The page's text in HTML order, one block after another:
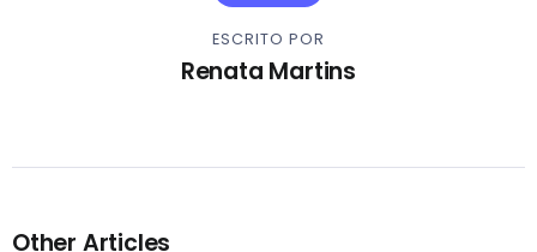
ESCRITO POR
Renata Martins
Other Articles